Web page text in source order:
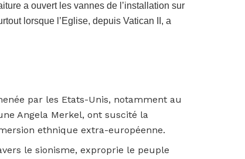
a ouvert les vannes de l’installation sur
lorsque l’Eglise, depuis Vatican II, a
par les Etats-Unis, notamment au
Angela Merkel, ont suscité la
ethnique extra-européenne.
le sionisme, exproprie le peuple